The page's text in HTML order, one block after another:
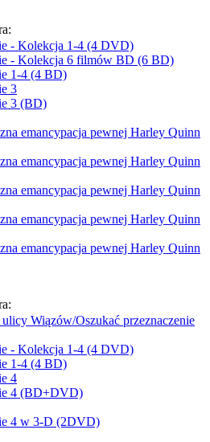
- Kolekcja 1-4 (4 DVD)
- Kolekcja 6 filmów BD (6 BD)
1-4 (4 BD)
3
3 (BD)
emancypacja pewnej Harley Quinn
emancypacja pewnej Harley Quinn
emancypacja pewnej Harley Quinn
emancypacja pewnej Harley Quinn
emancypacja pewnej Harley Quinn
Wiązów/Oszukać przeznaczenie
- Kolekcja 1-4 (4 DVD)
1-4 (4 BD)
4
4 (BD+DVD)
4 w 3-D (2DVD)